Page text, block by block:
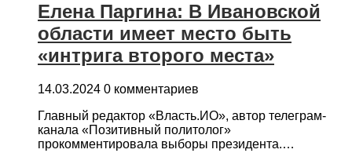
Елена Паргина: В Ивановской
области имеет место быть
«интрига второго места»
14.03.2024 0 комментариев
Главный редактор «Власть.ИО», автор телеграм-
канала «Позитивный политолог»
прокомментировала выборы президента.…